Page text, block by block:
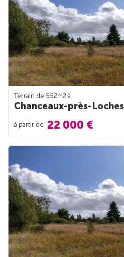
Terrain de 552m2 à
Chanceaux-près-Loches
à partir de 22 000 €